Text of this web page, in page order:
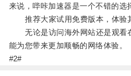
来说，哔咔加速器是一个不错的选
推荐大家试用免费版本，体验
无论是访问海外网站还是观看
能为您带来更加顺畅的网络体验。
#2#